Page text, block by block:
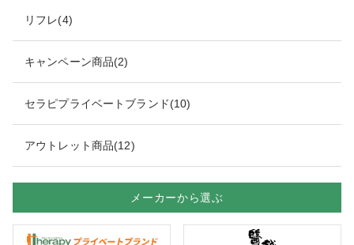
リフレ(4)
キャンペーン商品(2)
セラピプライベートブランド(10)
アウトレット商品(12)
メーカーから選ぶ